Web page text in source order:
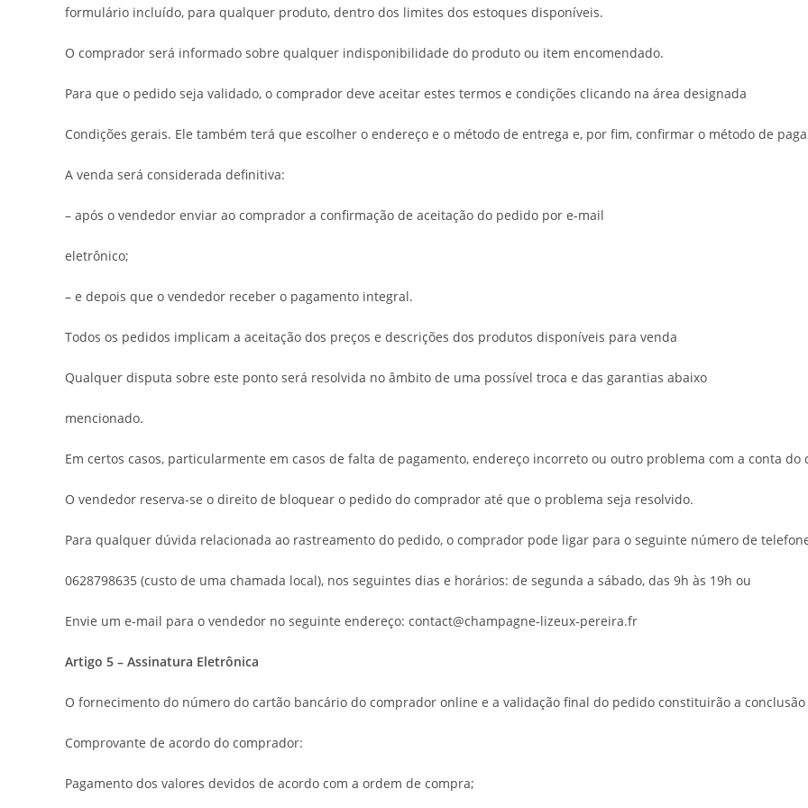
formulário incluído, para qualquer produto, dentro dos limites dos estoques disponíveis.
O comprador será informado sobre qualquer indisponibilidade do produto ou item encomendado.
Para que o pedido seja validado, o comprador deve aceitar estes termos e condições clicando na área designada
Condições gerais. Ele também terá que escolher o endereço e o método de entrega e, por fim, confirmar o método de
A venda será considerada definitiva:
– após o vendedor enviar ao comprador a confirmação de aceitação do pedido por e-mail
eletrônico;
– e depois que o vendedor receber o pagamento integral.
Todos os pedidos implicam a aceitação dos preços e descrições dos produtos disponíveis para venda
Qualquer disputa sobre este ponto será resolvida no âmbito de uma possível troca e das garantias abaixo
mencionado.
Em certos casos, particularmente em casos de falta de pagamento, endereço incorreto ou outro problema com a conta do
O vendedor reserva-se o direito de bloquear o pedido do comprador até que o problema seja resolvido.
Para qualquer dúvida relacionada ao rastreamento do pedido, o comprador pode ligar para o seguinte número de
0628798635 (custo de uma chamada local), nos seguintes dias e horários: de segunda a sábado, das 9h às 19h ou
Envie um e-mail para o vendedor no seguinte endereço: contact@champagne-lizeux-pereira.fr
Artigo 5 – Assinatura Eletrônica
O fornecimento do número do cartão bancário do comprador online e a validação final do pedido constituirão a
Comprovante de acordo do comprador:
Pagamento dos valores devidos de acordo com a ordem de compra;